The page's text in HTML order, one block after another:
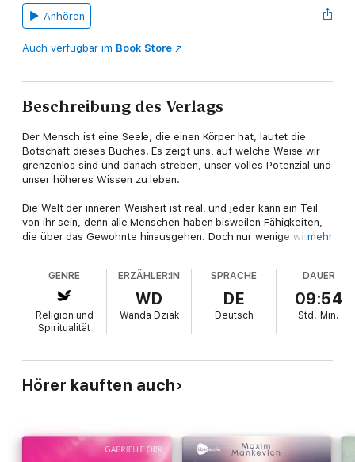
Anhören
Auch verfügbar im Book Store
Beschreibung des Verlags
Der Mensch ist eine Seele, die einen Körper hat, lautet die
Botschaft dieses Buches. Es zeigt uns, auf welche Weise wir
grenzenlos sind und danach streben, unser volles Potenzial und
unser höheres Wissen zu leben.
Die Welt der inneren Weisheit ist real, und jeder kann ein Teil
von ihr sein, denn alle Menschen haben bisweilen Fähigkeiten,
die über das Gewohnte hinausgehen. Doch nur wenige wissen,
unseres Lebens sein. Beim medialen Fühlen dient der Körper
als übersinnliche Antenne. Die Intuition erweist sich für das
innere Wissen als ständige Informationsquelle. Mediales Hören
ist die Stimme, die aus unserem Inneren spricht. Die Gabe des
Hellsehens sowie das Wahrnehmen der Aura gehören ebenfalls
mehr
GENRE
Religion und
Spiritualität
ERZÄHLER:IN
WD
Wanda Dziak
SPRACHE
DE
Deutsch
DAUER
09:54
Std. Min.
Hörer kauften auch